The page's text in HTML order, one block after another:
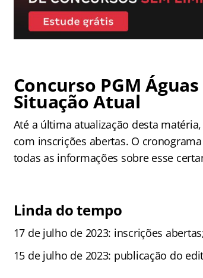
Concurso PGM
Situação Atual
Até a última atualização desta
com inscrições abertas. O
todas as informações sobre esse
Linda do tempo
17 de julho de 2023: inscrições
15 de julho de 2023: publicação do